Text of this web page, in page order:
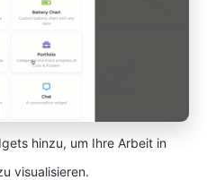
hinzu, um Ihre Arbeit in
visualisieren.